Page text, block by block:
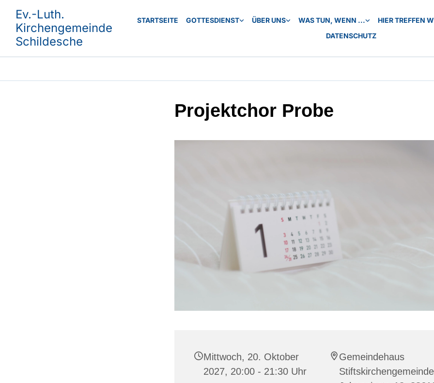
Ev.-Luth.
Kirchengemeinde
Schildesche
STARTSEITE GOTTESDIENST ÜBER UNS WAS TUN, WENN ...
HIER TREFFEN
DATENSCHUTZ
Projektchor Probe
Mittwoch, 20. Oktober
2027, 20:00 - 21:30 Uhr
Gemeindehaus